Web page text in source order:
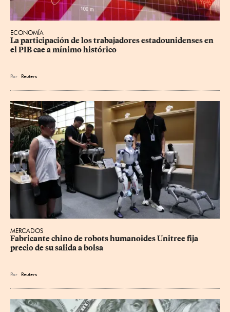
ECONOMÍA
La participación de los trabajadores estadounidenses en
el PIB cae a mínimo histórico
Por Reuters
MERCADOS
Fabricante chino de robots humanoides Unitree fija
precio de su salida a bolsa
Por Reuters